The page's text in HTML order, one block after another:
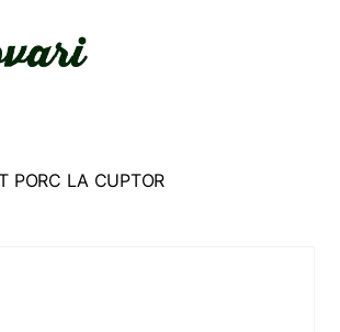
PORC LA CUPTOR